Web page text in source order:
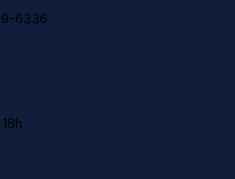
6336